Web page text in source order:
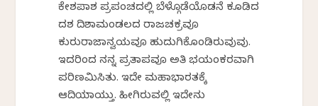
ಕೇಶಪಾಶ ಪ್ರಪಂಚದಲ್ಲಿ ಬೆಳ್ಗೊಡೆಯೊಡನೆ ಕೂಡಿದ
ದಶ ದಿಶಾಮಂಡಲದ ರಾಜಚಕ್ರವೂ
ಕುರುರಾಜಾನ್ವಯವೂ ಹುದುಗಿಕೊಂಡಿರುವುವು.
ಇದರಿಂದ ನನ್ನ ಪ್ರತಾಪವೂ ಅತಿ ಭಯಂಕರವಾಗಿ
ಪರಿಣಮಿಸಿತು. ಇದೇ ಮಹಾಭಾರತಕ್ಕೆ
ಆದಿಯಾಯ್ತು. ಹೀಗಿರುವಲ್ಲಿ ಇದೇನು